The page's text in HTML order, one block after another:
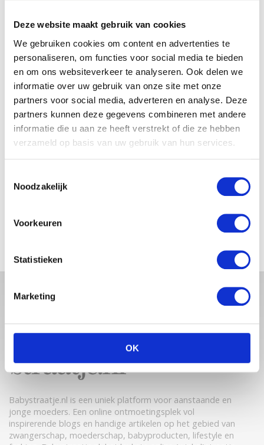
Deze website maakt gebruik van cookies
We gebruiken cookies om content en advertenties te
personaliseren, om functies voor social media te bieden
en om ons websiteverkeer te analyseren. Ook delen we
informatie over uw gebruik van onze site met onze
partners voor social media, adverteren en analyse. Deze
partners kunnen deze gegevens combineren met andere
informatie die u aan ze heeft verstrekt of die ze hebben
verzameld op basis van uw gebruik van hun services.
Noodzakelijk
Voorkeuren
Statistieken
Marketing
OK
KIM KÖTTER DEELT PRACHTIGE
GEZINSFOTO MET HAAR
MANNEN
JOSJE HUISMAN SHOWT
BABYBUIK OP IBIZA
Babystraatje.nl is een uniek platform voor aanstaande en
jonge moeders. Een online ontmoetingsplek vol
inspirerende blogs en handige artikelen op het gebied van
zwangerschap, moederschap, babyproducten, lifestyle en